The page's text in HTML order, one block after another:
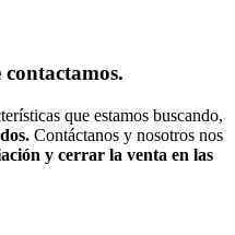
que estamos buscando,
Contáctanos y nosotros nos
y cerrar la venta en las